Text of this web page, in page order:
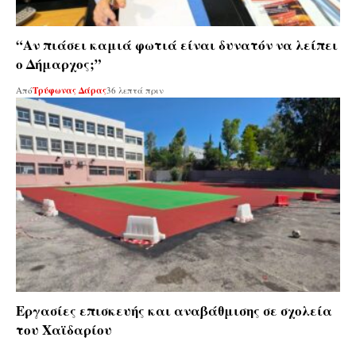
“Αν πιάσει καμιά φωτιά είναι δυνατόν να λείπει
ο Δήμαρχος;”
ΑπόΤρύφωνας Δάρας36 λεπτά πριν
Εργασίες επισκευής και αναβάθμισης σε σχολεία
του Χαϊδαρίου